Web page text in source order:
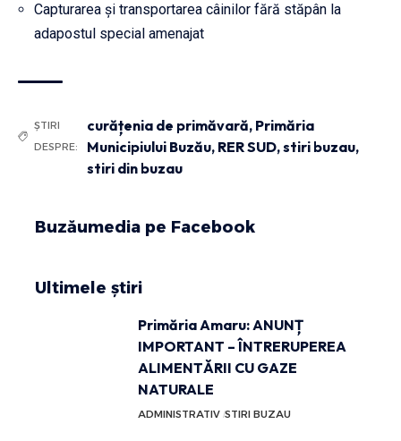
Capturarea și transportarea câinilor fără stăpân la
adapostul special amenajat
ȘTIRI
DESPRE:
curățenia de primăvară, Primăria
Municipiului Buzău, RER SUD,stiri buzau,
stiri din buzau
Buzăumedia pe Facebook
Ultimele știri
Primăria Amaru: ANUNȚ
IMPORTANT – ÎNTRERUPEREA
ALIMENTĂRII CU GAZE
NATURALE
ADMINISTRATIV STIRI BUZAU